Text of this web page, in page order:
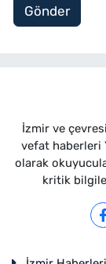
Gönder
İzmir ve
vefat haberleri
olarak
kritik